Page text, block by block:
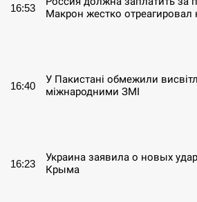
16:53
Макрон жестко
16:40
У Пакистані обмежили
міжнародними ЗМІ
16:23
Украина заявила о новых
Крыма